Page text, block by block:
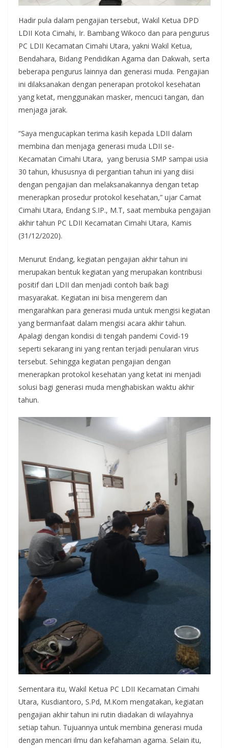
Hadir pula dalam pengajian tersebut, Wakil Ketua DPD
LDII Kota Cimahi, Ir. Bambang Wikoco dan para pengurus
PC LDII Kecamatan Cimahi Utara, yakni Wakil Ketua,
Bendahara, Bidang Pendidikan Agama dan Dakwah, serta
beberapa pengurus lainnya dan generasi muda. Pengajian
ini dilaksanakan dengan penerapan protokol kesehatan
yang ketat, menggunakan masker, mencuci tangan, dan
menjaga jarak.
“Saya mengucapkan terima kasih kepada LDII dalam
membina dan menjaga generasi muda LDII se-
Kecamatan Cimahi Utara, yang berusia SMP sampai usia
30 tahun, khususnya di pergantian tahun ini yang diisi
dengan pengajian dan melaksanakannya dengan tetap
menerapkan prosedur protokol kesehatan,” ujar Camat
Cimahi Utara, Endang S.IP., M.T, saat membuka pengajian
akhir tahun PC LDII Kecamatan Cimahi Utara, Kamis
(31/12/2020).
Menurut Endang, kegiatan pengajian akhir tahun ini
merupakan bentuk kegiatan yang merupakan kontribusi
positif dari LDII dan menjadi contoh baik bagi
masyarakat. Kegiatan ini bisa mengerem dan
mengarahkan para generasi muda untuk mengisi kegiatan
yang bermanfaat dalam mengisi acara akhir tahun.
Apalagi dengan kondisi di tengah pandemi Covid-19
seperti sekarang ini yang rentan terjadi penularan virus
tersebut. Sehingga kegiatan pengajian dengan
menerapkan protokol kesehatan yang ketat ini menjadi
solusi bagi generasi muda menghabiskan waktu akhir
tahun.
Sementara itu, Wakil Ketua PC LDII Kecamatan Cimahi
Utara, Kusdiantoro, S.Pd, M.Kom mengatakan, kegiatan
pengajian akhir tahun ini rutin diadakan di wilayahnya
setiap tahun. Tujuannya untuk membina generasi muda
dengan mencari ilmu dan kefahaman agama. Selain itu,